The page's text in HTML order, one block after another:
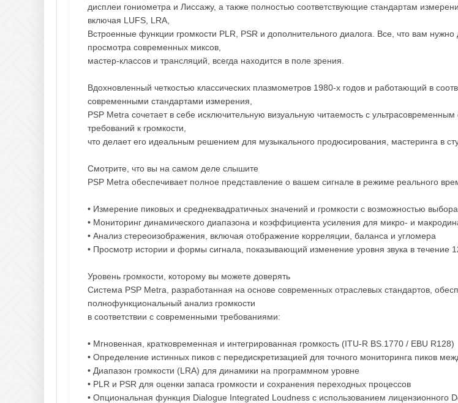
дисплеи гониометра и Лиссажу, а также полностью соответствующие стандартам
включая LUFS, LRA,
Встроенные функции громкости PLR, PSR и дополнительного диалога. Все, что вам нужно
просмотра современных миксов,
мастер-классов и трансляций, всегда находится в поле зрения.
Вдохновленный четкостью классических плазмометров 1980-х годов и работающий в
современными стандартами измерения,
PSP Metra сочетает в себе исключительную визуальную читаемость с
требований к громкости,
что делает его идеальным решением для музыкального продюсирования, мастеринга в
Смотрите, что вы на самом деле слышите
PSP Metra обеспечивает полное представление о вашем сигнале в режиме реального
• Измерение пиковых и среднеквадратичных значений и громкости с возможностью
• Мониторинг динамического диапазона и коэффициента усиления для микро- и
• Анализ стереоизображения, включая отображение корреляции, баланса и угломера
• Просмотр истории и формы сигнала, показывающий изменение уровня звука в течение
Уровень громкости, которому вы можете доверять
Система PSP Metra, разработанная на основе современных отраслевых стандартов,
полнофункциональный анализ громкости
в соответствии с современными требованиями:
• Мгновенная, кратковременная и интегрированная громкость (ITU-R BS.1770 / EBU R128)
• Определение истинных пиков с передискретизацией для точного мониторинга пиков
• Диапазон громкости (LRA) для динамики на программном уровне
• PLR и PSR для оценки запаса громкости и сохранения переходных процессов
• Опциональная функция Dialogue Integrated Loudness с использованием лицензионного